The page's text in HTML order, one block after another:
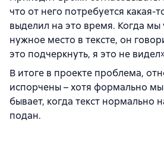
что от него потребуется какая-
выделил на это время. Когда
нужное место в тексте, он
это подчеркнуть, я это не
В итоге в проекте проблема,
испорчены – хотя формально
бывает, когда текст нормально
подан.